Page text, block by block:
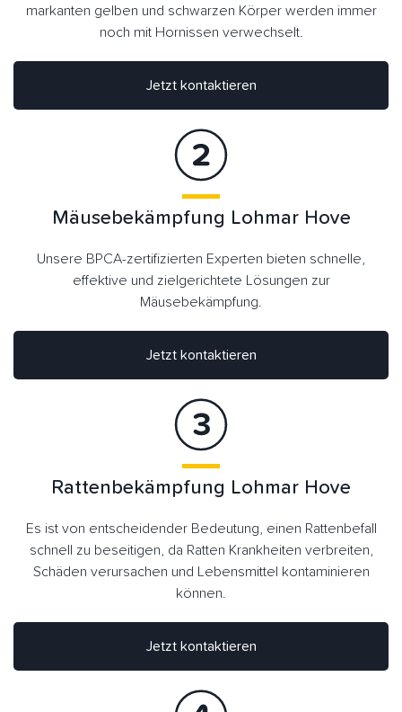
markanten gelben und schwarzen Körper werden immer
noch mit Hornissen verwechselt.
Jetzt kontaktieren
Jetzt kontaktieren
Mäusebekämpfung Lohmar Hove
Unsere BPCA-zertifizierten Experten bieten schnelle,
effektive und zielgerichtete Lösungen zur
Mäusebekämpfung.
Rattenbekämpfung Lohmar Hove
Es ist von entscheidender Bedeutung, einen Rattenbefall
schnell zu beseitigen, da Ratten Krankheiten verbreiten,
Schäden verursachen und Lebensmittel kontaminieren
können.
Jetzt kontaktieren